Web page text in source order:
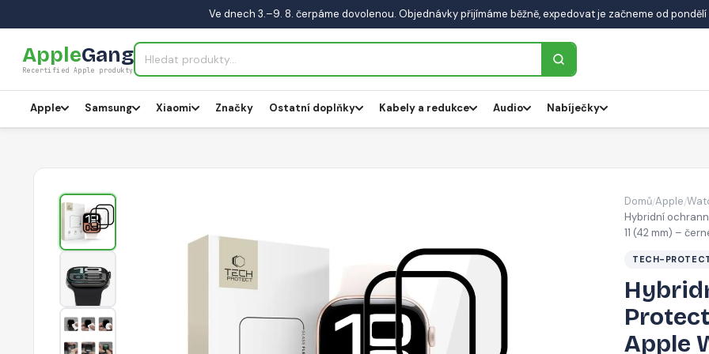
Ve dnech 3.–9. 8. čerpáme dovolenou. Objednávky přijímáme běžně, expedovat je začneme od pondělí
AppleGang
Recertified Apple produkty
Apple Samsung Xiaomi Značky Ostatní doplňky Kabely a redukce Audio Nabíječky
Domů/Apple/
Hybridní
11 (42 mm) –
TECH-
Apple